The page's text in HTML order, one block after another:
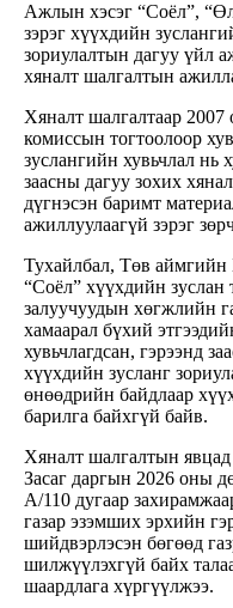
Ажлын хэсэг “Соёл”,
зэрэг хүүхдийн
зориулалтын дагуу үйл
хяналт шалгалтын
Хяналт шалгалтаар
комиссын тогтоолоор
зуслангийн хувьчлал нь
заасны дагуу зохих
дүгнэсэн баримт
ажиллуулаагүй зэрэг
Тухайлбал, Төв аймгийн
“Соёл” хүүхдийн
залуучуудын хөгжлийн
хамаарал бүхий
хувьчлагдсан, гэрээнд
хүүхдийн зусланг
өнөөдрийн байдлаар
барилга байхгүй байв.
Хяналт шалгалтын
Засаг даргын 2026 оны
А/110 дугаар
газар эзэмших эрхийн
шийдвэрлэсэн бөгөөд
шилжүүлэхгүй байх
шаардлага хүргүүлжээ.